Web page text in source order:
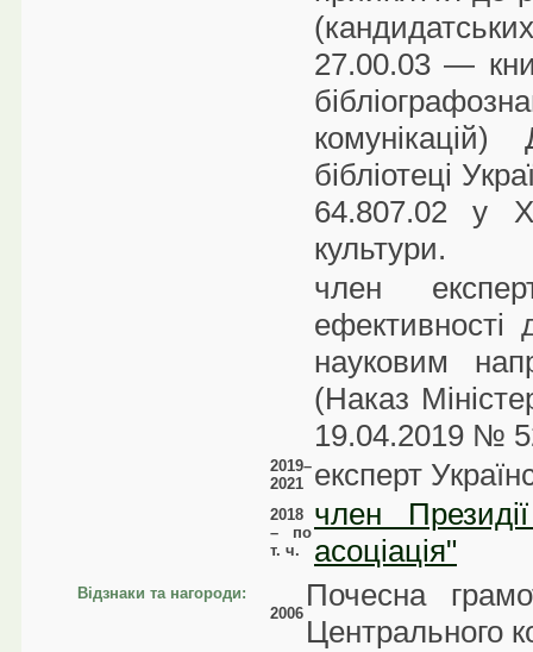
27.00.03 —
бібліотеці
64.807.02 у
культури.
член
ефективності
науковим
(Наказ
19.04.2019 №
2019–
2021
експерт
2018
– по
т. ч.
член
асоціація"
Відзнаки та нагороди:
2006
Почесна
Центрального